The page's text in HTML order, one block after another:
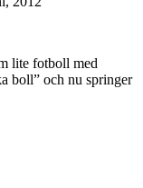
lite fotboll med
boll” och nu springer